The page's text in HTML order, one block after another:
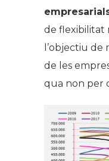
de flexibilitat
l’objectiu
de les
qua non per